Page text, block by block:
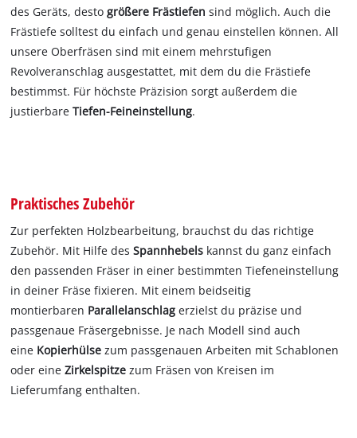
des Geräts, destogrößere Frästiefen sind möglich. Auch die
Frästiefe solltest du einfach und genau einstellen können. All
unsere Oberfräsen sind mit einem mehrstufigen
Revolveranschlag ausgestattet, mit dem du die Frästiefe
bestimmst. Für höchste Präzision sorgt außerdem die
justierbareTiefen-Feineinstellung.
Praktisches Zubehör
Zur perfekten Holzbearbeitung, brauchst du das richtige
Zubehör. Mit Hilfe desSpannhebels kannst du ganz einfach
den passenden Fräser in einer bestimmten Tiefeneinstellung
in deiner Fräse fixieren. Mit einem beidseitig
montierbaren Parallelanschlagerzielst du präzise und
passgenaue Fräsergebnisse. Je nach Modell sind auch
eine Kopierhülsezum passgenauen Arbeiten mit Schablonen
oder eineZirkelspitzezum Fräsen von Kreisen im
Lieferumfang enthalten.